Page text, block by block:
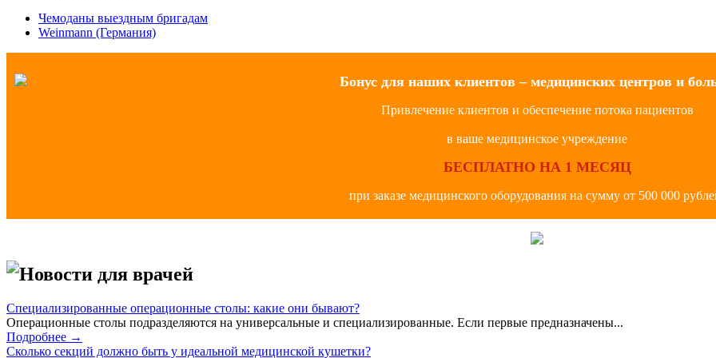
Чемоданы выездным бригадам
Weinmann (Германия)
Бонус для наших клиентов – медицинских центров и
Привлечение клиентов и обеспечение потока пациентов
в ваше медицинское учреждение
БЕСПЛАТНО НА 1 МЕСЯЦ
при заказе медицинского оборудования на сумму от 500 000
Новости для врачей
Специализированные операционные столы: какие они бывают?
Операционные столы подразделяются на универсальные и специализированные. Если первые предназначены...
Подробнее →
Сколько секций должно быть у идеальной медицинской кушетки?